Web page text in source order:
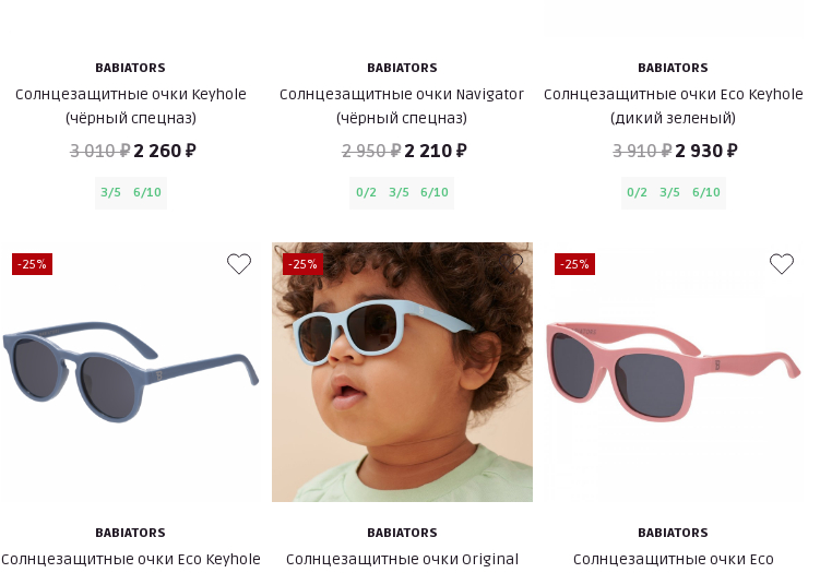
BABIATORS
Солнцезащитные очки Keyhole
(чёрный спецназ)
3 010 ₽ 2 260 ₽
3/5 6/10
BABIATORS
Солнцезащитные очки Navigator
(чёрный спецназ)
2 950 ₽ 2 210 ₽
0/2 3/5 6/10
BABIATORS
Солнцезащитные очки Eco Keyhole
(дикий зеленый)
3 910 ₽2 930 ₽
0/2 3/5 6/10
-25%
BABIATORS
Солнцезащитные очки Eco Keyhole
-25%
BABIATORS
Солнцезащитные очки Original
-25%
BABIATORS
Солнцезащитные очки Eco